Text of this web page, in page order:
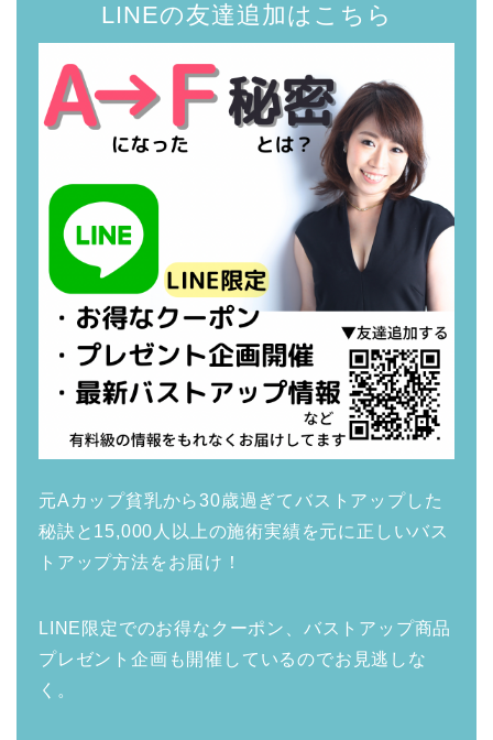
LINEの友達追加はこちら
元Aカップ貧乳から30歳過ぎてバストアップした
秘訣と15,000人以上の施術実績を元に正しいバス
トアップ方法をお届け！
LINE限定でのお得なクーポン、バストアップ商品
プレゼント企画も開催しているのでお見逃しな
く。